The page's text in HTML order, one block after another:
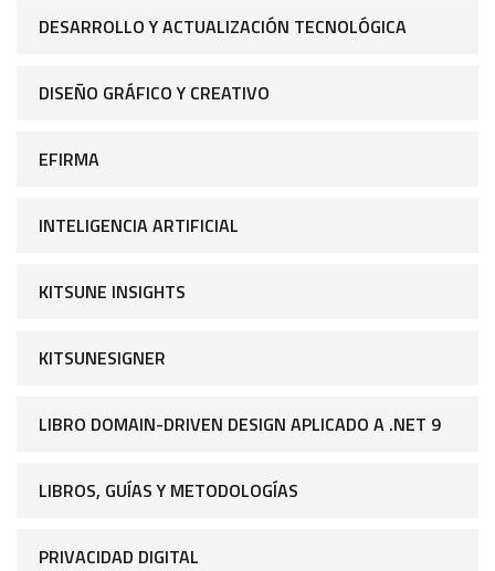
DESARROLLO Y ACTUALIZACIÓN TECNOLÓGICA
DISEÑO GRÁFICO Y CREATIVO
EFIRMA
INTELIGENCIA ARTIFICIAL
KITSUNE INSIGHTS
KITSUNESIGNER
LIBRO DOMAIN-DRIVEN DESIGN APLICADO A .NET 9
LIBROS, GUÍAS Y METODOLOGÍAS
PRIVACIDAD DIGITAL